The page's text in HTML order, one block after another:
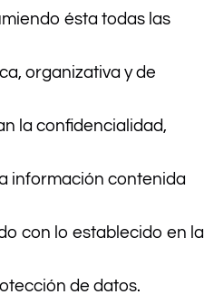
ésta todas las
organizativa y de
la confidencialidad,
información contenida
con lo establecido en la
de datos.